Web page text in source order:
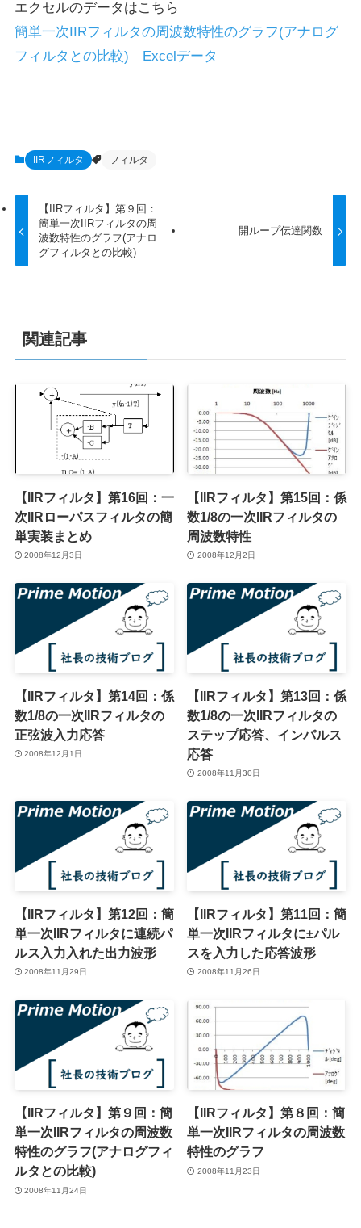
エクセルのデータはこちら
簡単一次IIRフィルタの周波数特性のグラフ(アナログ
フィルタとの比較) Excelデータ
IIRフィルタ フィルタ
【IIRフィルタ】第９回：
簡単一次IIRフィルタの周
波数特性のグラフ(アナロ
グフィルタとの比較)
開ループ伝達関数
関連記事
【IIRフィルタ】第16回：一
次IIRローパスフィルタの簡
単実装まとめ
2008年12月3日
【IIRフィルタ】第15回：係
数1/8の一次IIRフィルタの
周波数特性
2008年12月2日
【IIRフィルタ】第14回：係
数1/8の一次IIRフィルタの
正弦波入力応答
2008年12月1日
【IIRフィルタ】第13回：係
数1/8の一次IIRフィルタの
ステップ応答、インパルス
応答
2008年11月30日
【IIRフィルタ】第12回：簡
単一次IIRフィルタに連続パ
ルス入力入れた出力波形
2008年11月29日
【IIRフィルタ】第11回：簡
単一次IIRフィルタに±パル
スを入力した応答波形
2008年11月26日
【IIRフィルタ】第９回：簡
単一次IIRフィルタの周波数
特性のグラフ(アナログフィ
ルタとの比較)
2008年11月24日
【IIRフィルタ】第８回：簡
単一次IIRフィルタの周波数
特性のグラフ
2008年11月23日